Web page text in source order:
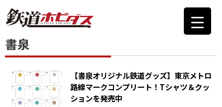
書泉
【書泉オリジナル鉄道グッズ】東京メトロ
路線マークコンプリート！Tシャツ＆クッ
ションを発売中